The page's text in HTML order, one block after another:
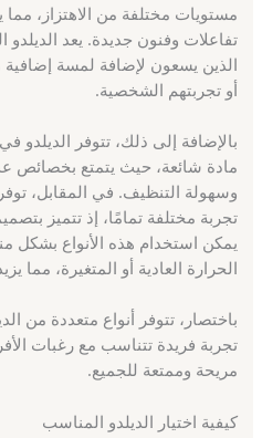
مستويات مختلفة من الاهتزاز،
تفاعلات وفنون جديدة. يعد الديلدو
الذين يسعون لإضافة لمسة إضافية
أو تجربتهم الشخصية.
بالإضافة إلى ذلك، تتوفر الديلدو
مادة شائعة، حيث يتمتع بخصائص
وسهولة التنظيف. في المقابل،
تجربة مختلفة تمامًا، إذ تتميز
يمكن استخدام هذه الأنواع
الحرارة العادية أو المتغيرة، مما
باختصار، تتوفر أنواع متعددة من
تجربة فريدة تتناسب مع رغبات
مريحة وممتعة للجميع.
كيفية اختيار الديلدو المناسب